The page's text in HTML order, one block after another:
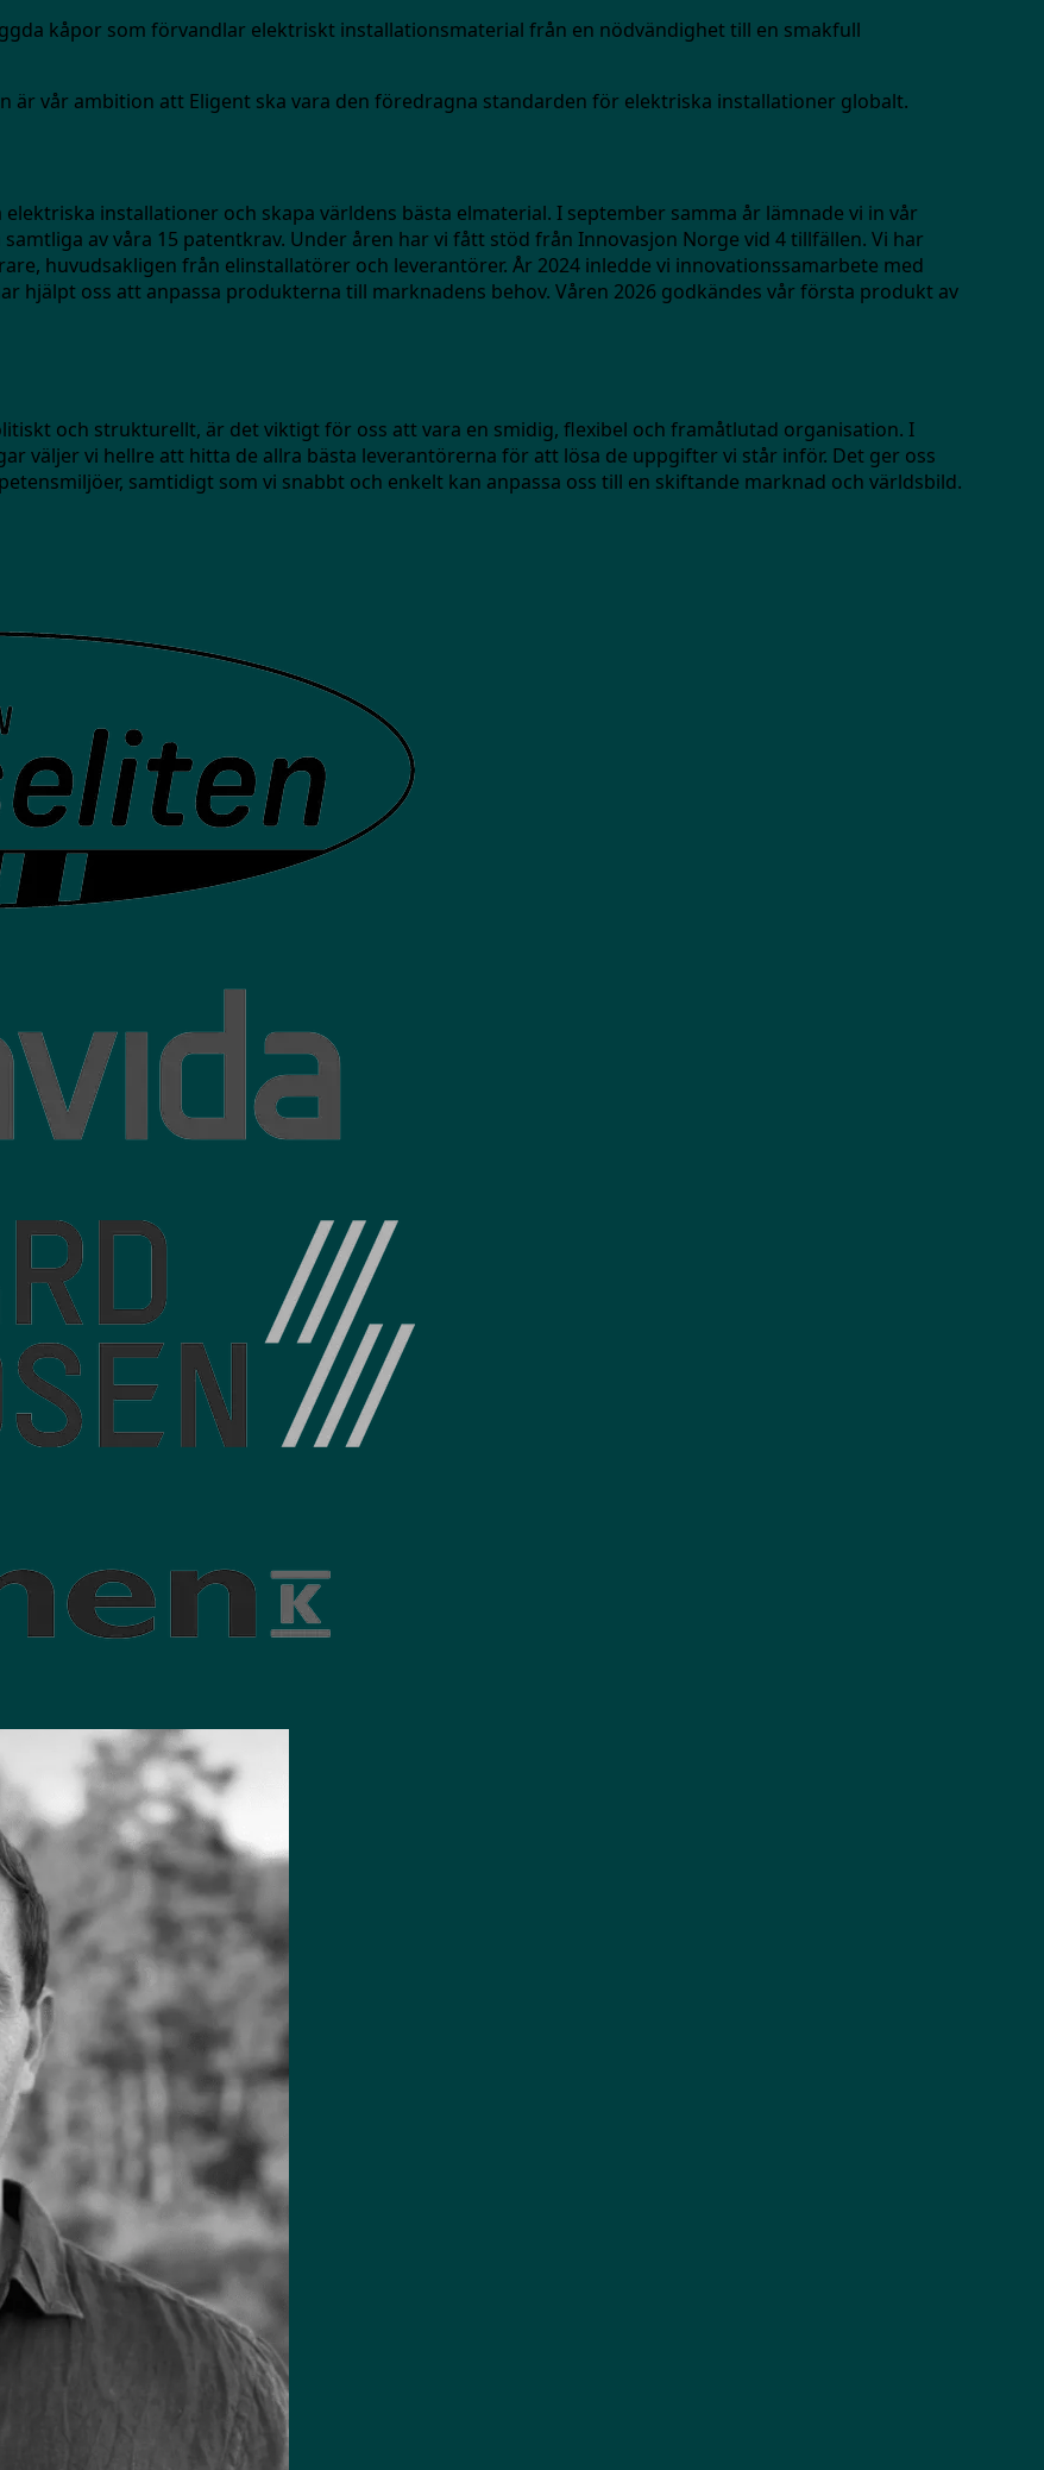
kåpor som förvandlar elektriskt installationsmaterial från en nödvändighet till en smakfull
är vår ambition att Eligent ska vara den föredragna standarden för elektriska installationer globalt.
installationer och skapa världens bästa elmaterial. I september samma år lämnade vi in vår
av våra 15 patentkrav. Under åren har vi fått stöd från Innovasjon Norge vid 4 tillfällen. Vi har
huvudsakligen från elinstallatörer och leverantörer. År 2024 inledde vi innovationssamarbete med
hjälpt oss att anpassa produkterna till marknadens behov. Våren 2026 godkändes vår första produkt av
och strukturellt, är det viktigt för oss att vara en smidig, flexibel och framåtlutad organisation. I
väljer vi hellre att hitta de allra bästa leverantörerna för att lösa de uppgifter vi står inför. Det ger oss
samtidigt som vi snabbt och enkelt kan anpassa oss till en skiftande marknad och världsbild.